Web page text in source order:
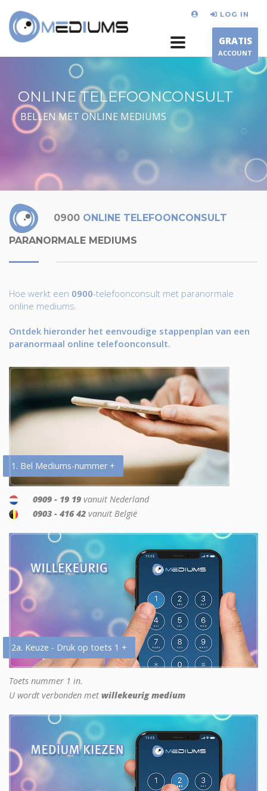
LOG IN
GRATIS
ACCOUNT
ONLINE TELEFOONCONSULT
BELLEN MET ONLINE MEDIUMS
0900 ONLINE TELEFOONCONSULT
PARANORMALE MEDIUMS
Hoe werkt een 0900-telefoonconsult met paranormale
online mediums.
Ontdek hieronder het eenvoudige stappenplan van een
paranormaal online telefoonconsult.
1. Bel Mediums-nummer +
0909 - 19 19 vanuit Nederland
0903 - 416 42 vanuit België
2a. Keuze - Druk op toets 1 +
Toets nummer 1 in.
U wordt verbonden met willekeurig medium